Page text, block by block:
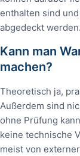
enthalten sind
abgedeckt werden.
Kann man
machen?
Theoretisch ja,
Außerdem sind
ohne Prüfung
keine technische
meist von